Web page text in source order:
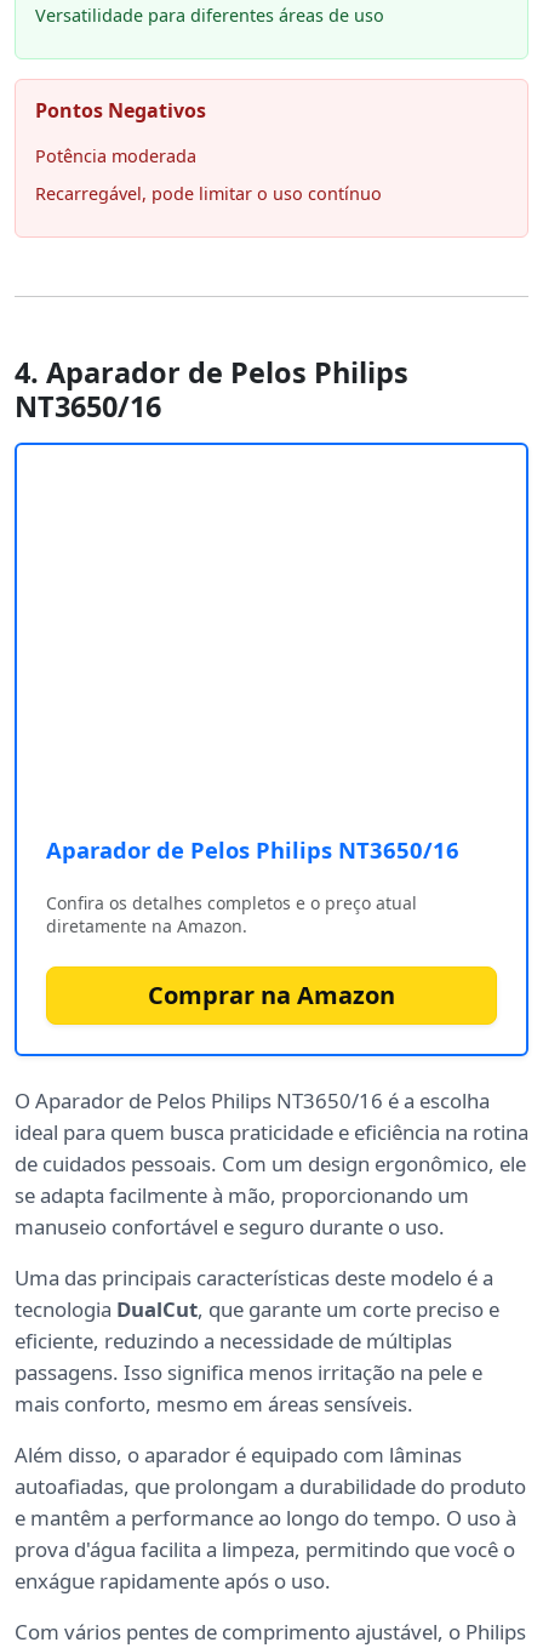
Versatilidade para diferentes áreas de uso
Pontos Negativos
Potência moderada
Recarregável, pode limitar o uso contínuo
4. Aparador de Pelos Philips
NT3650/16 ‎
Aparador de Pelos Philips NT3650/16 ‎
Confira os detalhes completos e o preço atual
diretamente na Amazon.
Comprar na Amazon
O Aparador de Pelos Philips NT3650/16 é a escolha
ideal para quem busca praticidade e eficiência na rotina
de cuidados pessoais. Com um design ergonômico, ele
se adapta facilmente à mão, proporcionando um
manuseio confortável e seguro durante o uso.
Uma das principais características deste modelo é a
tecnologia DualCut, que garante um corte preciso e
eficiente, reduzindo a necessidade de múltiplas
passagens. Isso significa menos irritação na pele e
mais conforto, mesmo em áreas sensíveis.
Além disso, o aparador é equipado com lâminas
autoafiadas, que prolongam a durabilidade do produto
e mantêm a performance ao longo do tempo. O uso à
prova d'água facilita a limpeza, permitindo que você o
enxágue rapidamente após o uso.
Com vários pentes de comprimento ajustável, o Philips